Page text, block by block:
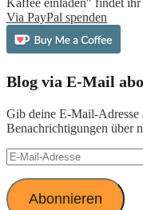
Via PayPal spenden
Blog via E-Mail
Gib deine E-Mail-Adresse
Benachrichtigungen über
E-
Mail-
Adresse
Abonnieren